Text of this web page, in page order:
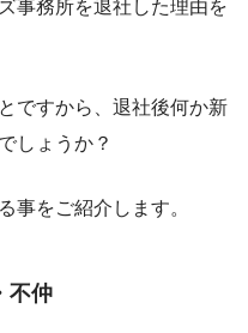
事務所を退社した理由を
ですから、退社後何か新
しょうか？
事をご紹介します。
不仲